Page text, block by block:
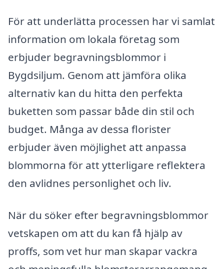
För att underlätta processen har vi samlat
information om lokala företag som
erbjuder begravningsblommor i
Bygdsiljum. Genom att jämföra olika
alternativ kan du hitta den perfekta
buketten som passar både din stil och
budget. Många av dessa florister
erbjuder även möjlighet att anpassa
blommorna för att ytterligare reflektera
den avlidnes personlighet och liv.
När du söker efter begravningsblommor
vetskapen om att du kan få hjälp av
proffs, som vet hur man skapar vackra